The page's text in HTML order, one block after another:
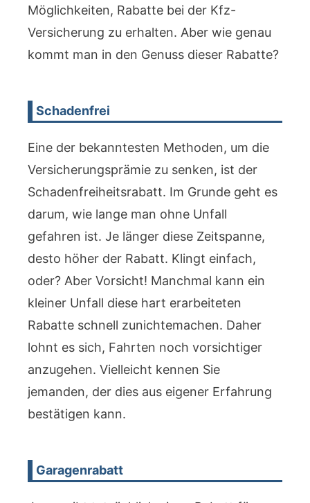
Möglichkeiten, Rabatte bei der Kfz-
Versicherung zu erhalten. Aber wie genau
kommt man in den Genuss dieser Rabatte?
Schadenfrei
Eine der bekanntesten Methoden, um die
Versicherungsprämie zu senken, ist der
Schadenfreiheitsrabatt. Im Grunde geht es
darum, wie lange man ohne Unfall
gefahren ist. Je länger diese Zeitspanne,
desto höher der Rabatt. Klingt einfach,
oder? Aber Vorsicht! Manchmal kann ein
kleiner Unfall diese hart erarbeiteten
Rabatte schnell zunichtemachen. Daher
lohnt es sich, Fahrten noch vorsichtiger
anzugehen. Vielleicht kennen Sie
jemanden, der dies aus eigener Erfahrung
bestätigen kann.
Garagenrabatt